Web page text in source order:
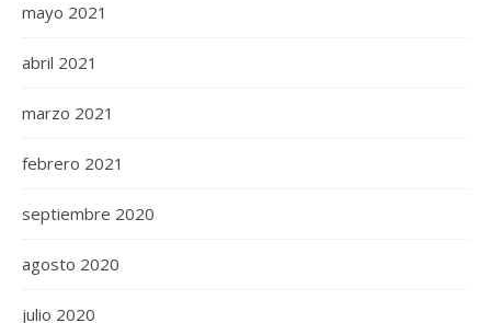
mayo 2021
abril 2021
marzo 2021
febrero 2021
septiembre 2020
agosto 2020
julio 2020